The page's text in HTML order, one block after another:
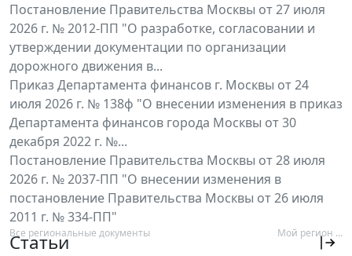
Постановление Правительства Москвы от 27 июля
2026 г. № 2012-ПП "О разработке, согласовании и
утверждении документации по организации
дорожного движения в...
Приказ Департамента финансов г. Москвы от 24
июля 2026 г. № 138ф "О внесении изменения в приказ
Департамента финансов города Москвы от 30
декабря 2022 г. №...
Постановление Правительства Москвы от 28 июля
2026 г. № 2037-ПП "О внесении изменения в
постановление Правительства Москвы от 26 июля
2011 г. № 334-ПП"
Все региональные документы Мой регион ...
Статьи